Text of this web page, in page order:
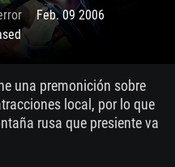
Feb. 09 2006
una premonición sobre
local, por lo que
rusa que presiente va